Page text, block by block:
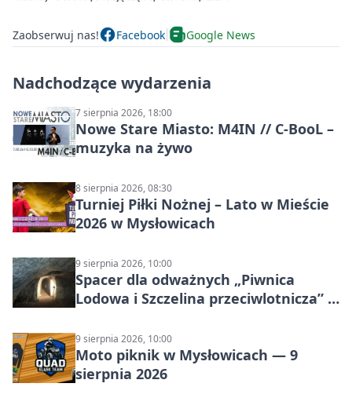
Zaobserwuj nas! Facebook Google News
Nadchodzące wydarzenia
7 sierpnia 2026, 18:00
Nowe Stare Miasto: M4IN // C-BooL –
muzyka na żywo
8 sierpnia 2026, 08:30
Turniej Piłki Nożnej – Lato w Mieście
2026 w Mysłowicach
9 sierpnia 2026, 10:00
Spacer dla odważnych „Piwnica
Lodowa i Szczelina przeciwlotnicza” –
9 sierpnia 2026, 10:00
Moto piknik w Mysłowicach — 9
sierpnia 2026